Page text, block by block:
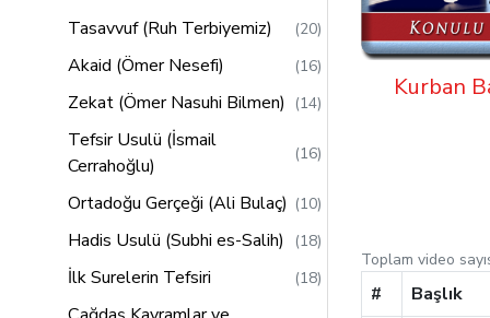
Saffat Suresi (13)
Lokman Suresi (11)
Sebe Suresi (12)
Zumer Suresi (16)
Müddessir Suresi
Al-i İmran Suresi (58)
(2)
(2)
Tasavvuf (Ruh Terbiyemiz)
(20)
Akaid (Ömer Nesefi) (16)
Zekat (Ömer Nasuhi Bilmen) (14)
Tefsir Usulü (İsmail
Cerrahoğlu)
(16)
Ortadoğu Gerçeği (Ali Bulaç) (10)
Hadis Usulü (Subhi es-Salih) (18)
İlk Surelerin Tefsiri (18)
Kurban
Toplam video
# Başlık